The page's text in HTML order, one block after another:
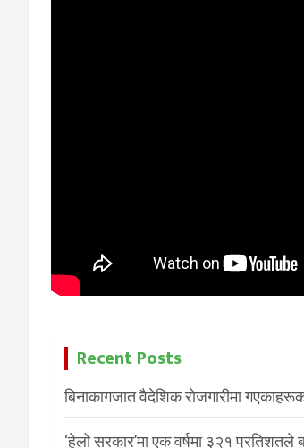
Recent Posts
बिनाकागजात वैदेशिक रोजगारीमा
‘हेलो सरकार’मा एक वर्षमा ३२१